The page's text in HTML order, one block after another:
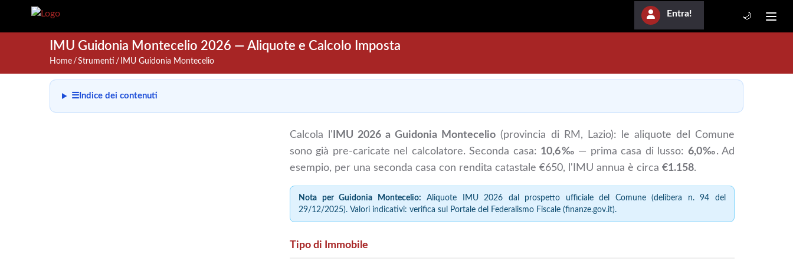
Entra! 🌙
IMU Guidonia Montecelio 2026 — Aliquote e Calcolo Imposta
Home Strumenti IMU Guidonia Montecelio
☰ Indice dei contenuti
Calcola l' IMU 2026 a Guidonia Montecelio (provincia di RM, Lazio): le aliquote del Comune
sono già pre-caricate nel calcolatore. Seconda casa: 10,6‰ — prima casa di lusso: 6,0‰. Ad
esempio, per una seconda casa con rendita catastale €650, l'IMU annua è circa €1.158.
Nota per Guidonia Montecelio: Aliquote IMU 2026 dal prospetto ufficiale del Comune (delibera n. 94 del
29/12/2025). Valori indicativi: verifica sul Portale del Federalismo Fiscale (finanze.gov.it).
Tipo di Immobile